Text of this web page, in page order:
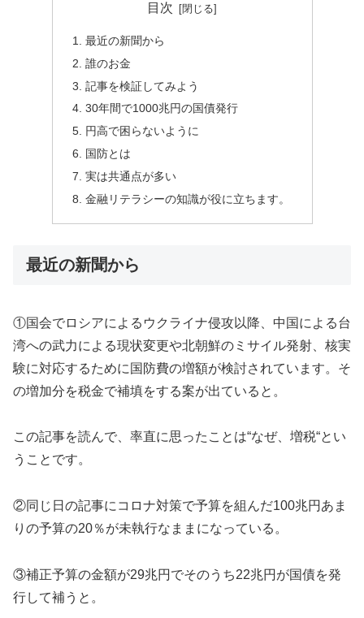
目次
最近の新聞から
誰のお金
記事を検証してみよう
30年間で1000兆円の国債発行
円高で困らないように
国防とは
実は共通点が多い
金融リテラシーの知識が役に立ちます。
最近の新聞から
①国会でロシアによるウクライナ侵攻以降、中国による台
湾への武力による現状変更や北朝鮮のミサイル発射、核実
験に対応するために国防費の増額が検討されています。そ
の増加分を税金で補填をする案が出ていると。
この記事を読んで、率直に思ったことは“なぜ、増税“とい
うことです。
②同じ日の記事にコロナ対策で予算を組んだ100兆円あま
りの予算の20％が未執行なままになっている。
③補正予算の金額が29兆円でそのうち22兆円が国債を発
行して補うと。